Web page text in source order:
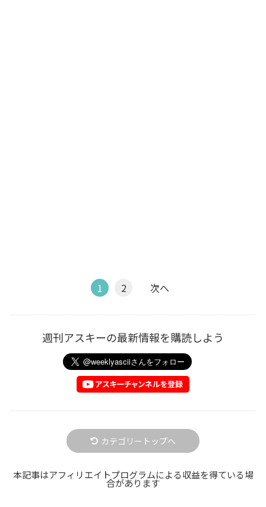
1 2 次へ
週刊アスキーの最新情報を購読しよう
カテゴリートップへ
本記事はアフィリエイトプログラムによる収益を得ている場
合があります